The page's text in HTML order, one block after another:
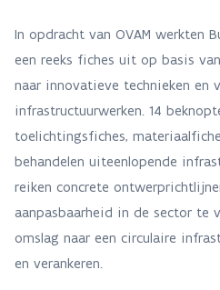
In opdracht van OVAM werkten
een reeks fiches uit op basis
naar innovatieve technieken en
infrastructuurwerken. 14
toelichtingsfiches,
behandelen uiteenlopende
reiken concrete
aanpasbaarheid in de sector te
omslag naar een circulaire
en verankeren.